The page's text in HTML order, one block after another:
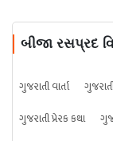
બીજા રસપ્રદ
ગુજરાતી વાર્તા
ગુજરાતી પ્રેરક કથા